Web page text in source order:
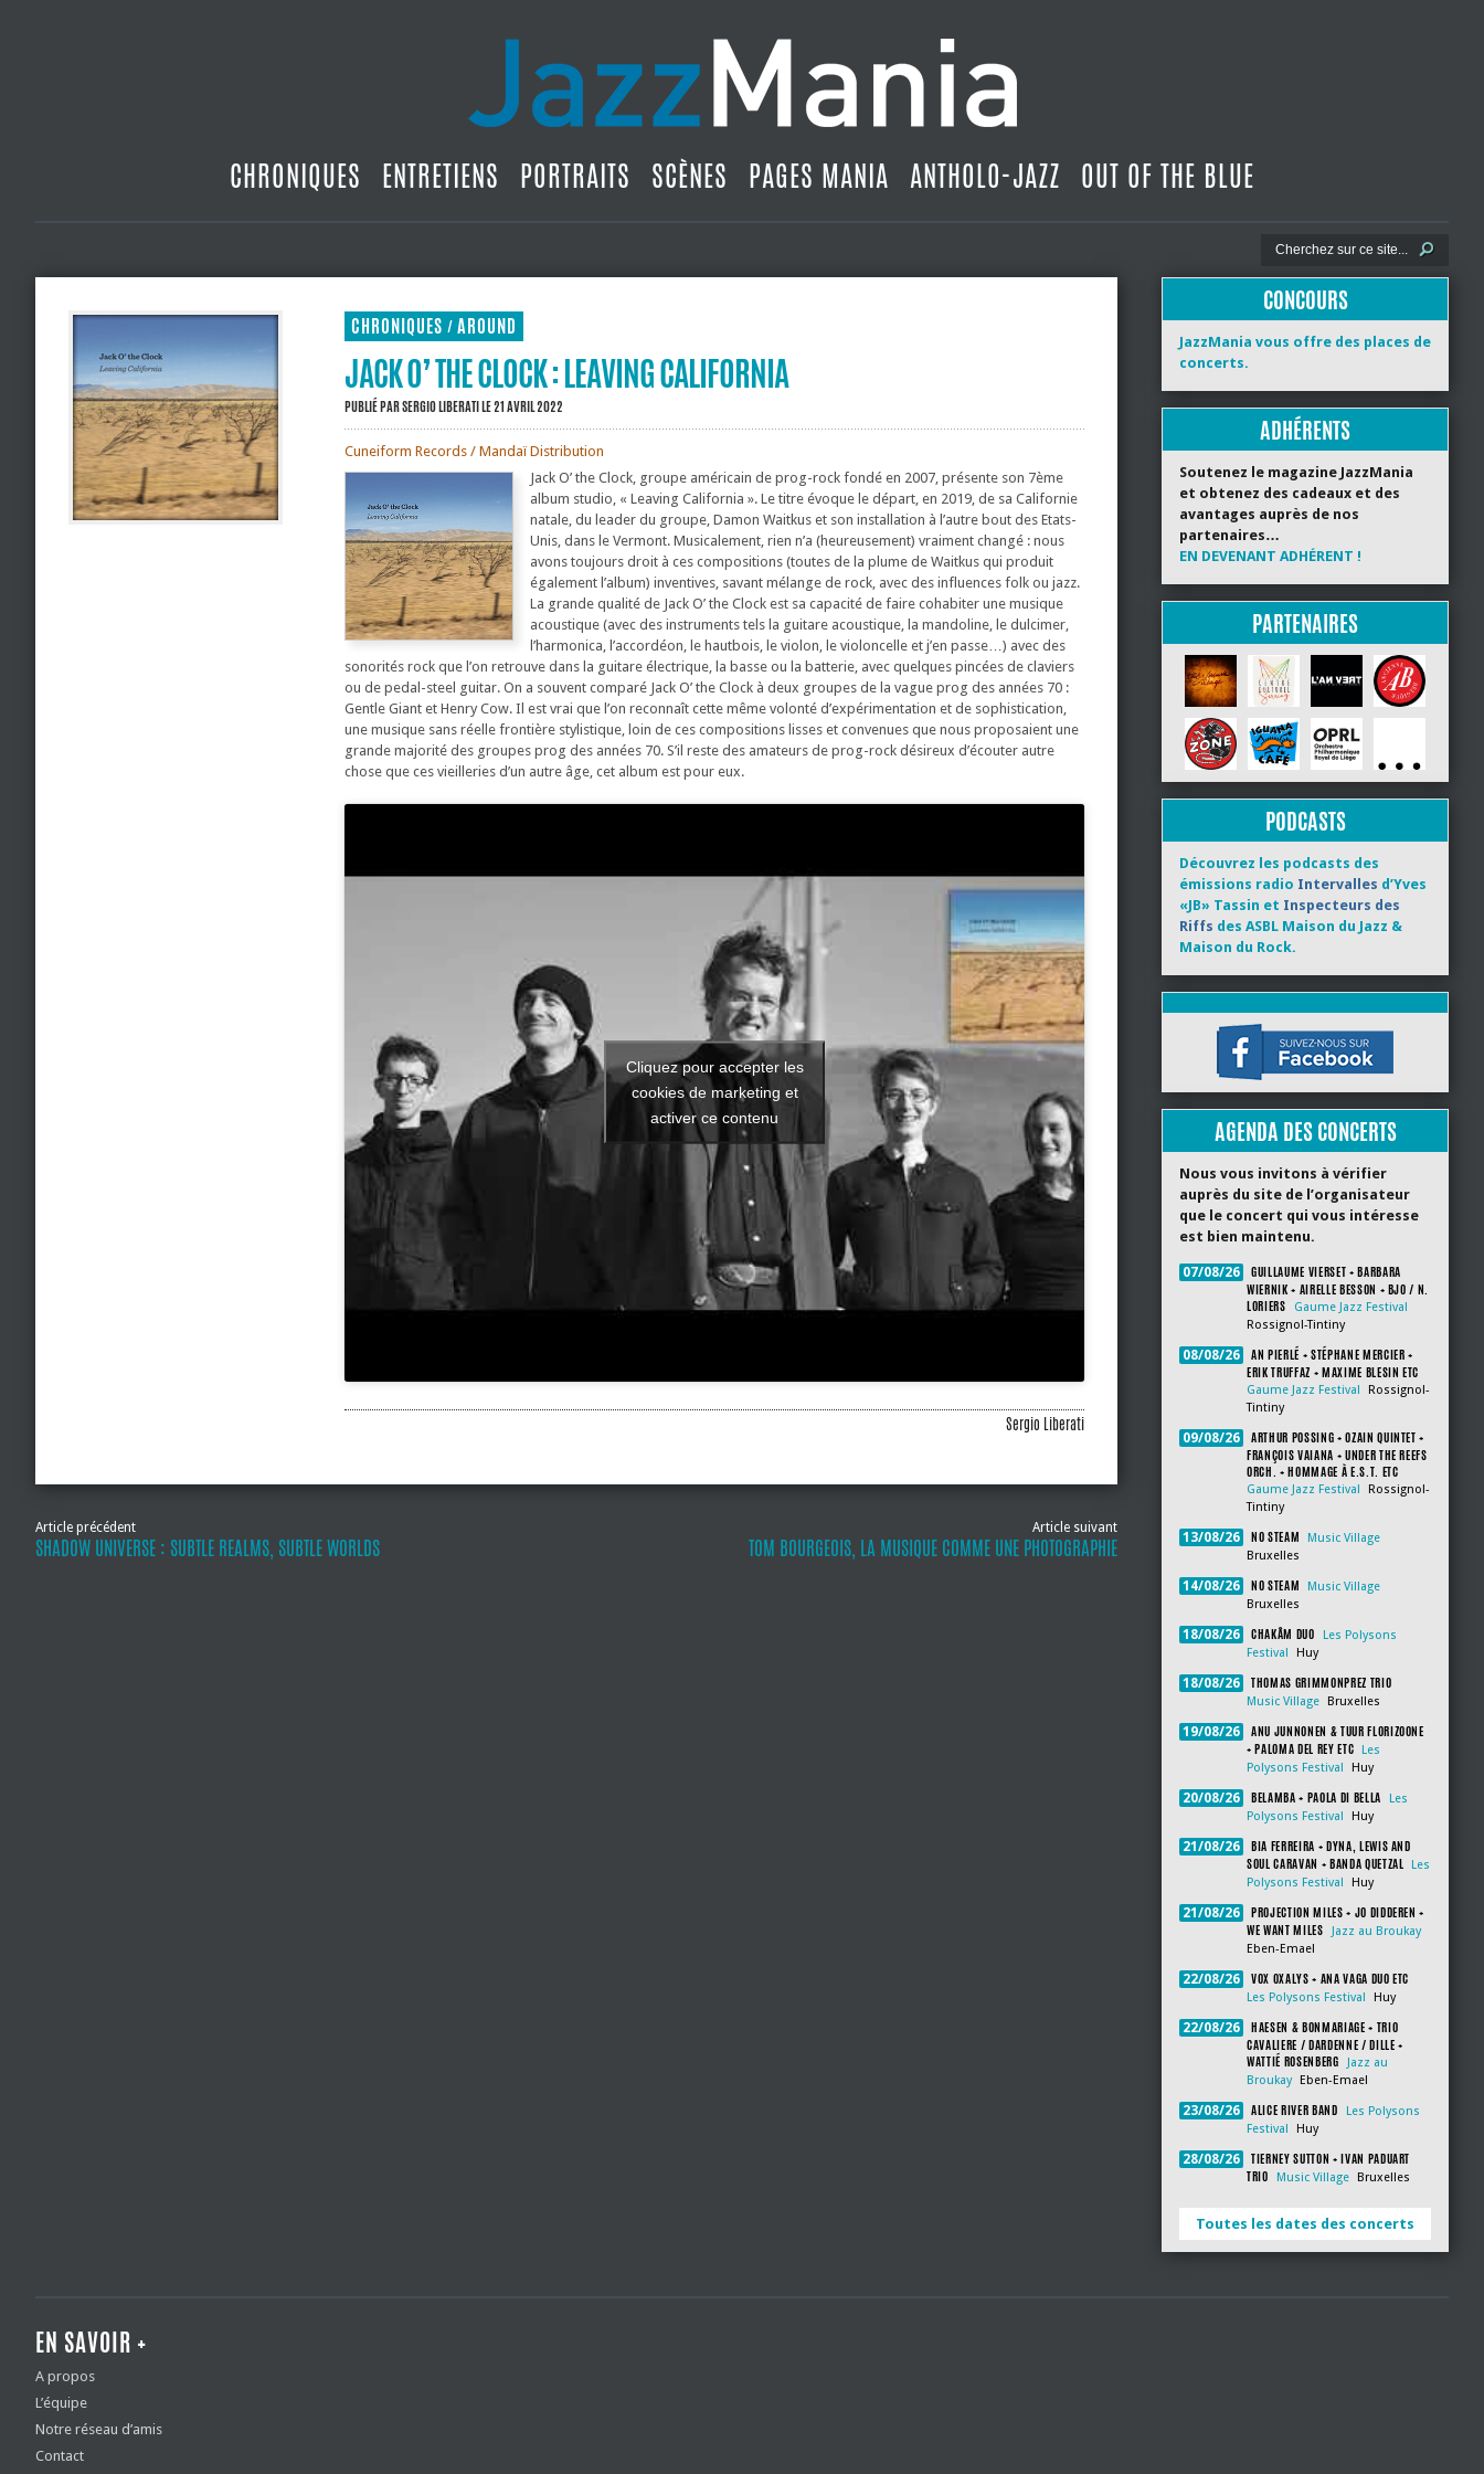
CHRONIQUES ENTRETIENS PORTRAITS SCÈNES PAGES MANIA ANTHOLO-JAZZ OUT OF THE BLUE
CHRONIQUES / AROUND
JACK O’ THE CLOCK : LEAVING CALIFORNIA
PUBLIÉ PARSERGIO LIBERATILE 21 AVRIL 2022
Cuneiform Records / Mandaï Distribution
Jack O’ the Clock, groupe américain de prog-rock fondé en 2007, présente son 7ème
album studio, « Leaving California ». Le titre évoque le départ, en 2019, de sa Californie
natale, du leader du groupe, Damon Waitkus et son installation à l’autre bout des Etats-
Unis, dans le Vermont. Musicalement, rien n’a (heureusement) vraiment changé : nous
avons toujours droit à ces compositions (toutes de la plume de Waitkus qui produit
également l’album) inventives, savant mélange de rock, avec des influences folk ou jazz.
La grande qualité de Jack O’ the Clock est sa capacité de faire cohabiter une musique
acoustique (avec des instruments tels la guitare acoustique, la mandoline, le dulcimer,
l’harmonica, l’accordéon, le hautbois, le violon, le violoncelle et j’en passe…) avec des
sonorités rock que l’on retrouve dans la guitare électrique, la basse ou la batterie, avec quelques pincées de claviers
ou de pedal-steel guitar. On a souvent comparé Jack O’ the Clock à deux groupes de la vague prog des années 70 :
Gentle Giant et Henry Cow. Il est vrai que l’on reconnaît cette même volonté d’expérimentation et de sophistication,
une musique sans réelle frontière stylistique, loin de ces compositions lisses et convenues que nous proposaient une
grande majorité des groupes prog des années 70. S’il reste des amateurs de prog-rock désireux d’écouter autre
chose que ces vieilleries d’un autre âge, cet album est pour eux.
Cliquez pour accepter les
cookies de marketing et
activer ce contenu
Sergio Liberati
Article précédent
SHADOW UNIVERSE : SUBTLE REALMS, SUBTLE WORLDS
Article suivant
TOM BOURGEOIS, LA MUSIQUE COMME UNE PHOTOGRAPHIE
CONCOURS
JazzMania vous offre des places de
concerts.
ADHÉRENTS
Soutenez le magazine JazzMania
et obtenez des cadeaux et des
avantages auprès de nos
partenaires…
EN DEVENANT ADHÉRENT !
PARTENAIRES
PODCASTS
Découvrez les podcasts des
émissions radio Intervalles d’Yves
«JB» Tassin et Inspecteurs des
Riffs des ASBL Maison du Jazz &
Maison du Rock.
AGENDA DES CONCERTS
Nous vous invitons à vérifier
auprès du site de l’organisateur
que le concert qui vous intéresse
est bien maintenu.
07/08/26
GUILLAUME VIERSET + BARBARA
WIERNIK + AIRELLE BESSON + BJO / N.
LORIERS
Gaume Jazz Festival
Rossignol-Tintiny
08/08/26
AN PIERLÉ + STÉPHANE MERCIER +
ERIK TRUFFAZ + MAXIME BLESIN ETC
Gaume Jazz Festival
Rossignol-
Tintiny
09/08/26
ARTHUR POSSING + OZAIN QUINTET +
FRANÇOIS VAIANA + UNDER THE REEFS
ORCH. + HOMMAGE À E.S.T. ETC
Gaume Jazz Festival
Rossignol-
Tintiny
13/08/26 NO STEAM
Music Village
Bruxelles
14/08/26 NO STEAM
Music Village
Bruxelles
18/08/26 CHAKÂM DUO
Les Polysons
Festival
Huy
18/08/26 THOMAS GRIMMONPREZ TRIO
Music Village Bruxelles
19/08/26
ANU JUNNONEN & TUUR FLORIZOONE
+ PALOMA DEL REY ETC
Les
Polysons Festival
Huy
20/08/26 BELAMBA + PAOLA DI BELLA
Les
Polysons Festival
Huy
21/08/26
BIA FERREIRA + DYNA, LEWIS AND
SOUL CARAVAN + BANDA QUETZAL
Les
Polysons Festival
Huy
21/08/26
PROJECTION MILES + JO DIDDEREN +
WE WANT MILES
Jazz au Broukay
Eben-Emael
22/08/26 VOX OXALYS + ANA VAGA DUO ETC
Les Polysons Festival Huy
22/08/26
HAESEN & BONMARIAGE + TRIO
CAVALIERE / DARDENNE / DILLE +
WATTIÉ ROSENBERG
Jazz au
Broukay
Eben-Emael
23/08/26 ALICE RIVER BAND
Les Polysons
Festival
Huy
28/08/26
TIERNEY SUTTON + IVAN PADUART
TRIO
Music Village Bruxelles
Toutes les dates des concerts
EN SAVOIR +
A propos
L’équipe
Notre réseau d’amis
Contact